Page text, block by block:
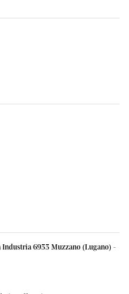
6933 Muzzano (Lugano) -